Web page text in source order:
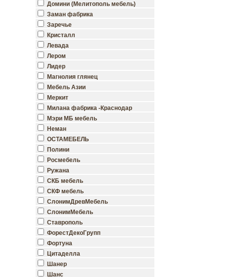
Домини (Мелитополь мебель)
Заман фабрика
Заречье
Кристалл
Левада
Лером
Лидер
Магнолия глянец
Мебель Азии
Меркит
Милана фабрика -Краснодар
Мэри МБ мебель
Неман
ОСТАМЕБЕЛЬ
Полини
Росмебель
Ружана
СКБ мебель
СКФ мебель
СлонимДревМебель
СлонимМебель
Ставрополь
ФорестДекоГрупп
Фортуна
Цитаделла
Шанер
Шанс